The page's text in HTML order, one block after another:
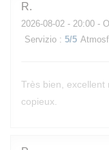
R
2026-08-02 - 20:00 -
Servizio : 5/5
Très bien,
copieux.